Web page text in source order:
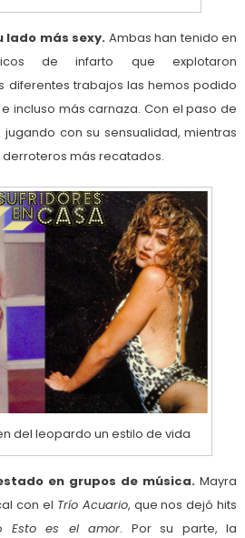
lado más sexy. Ambas han tenido en
de infarto que explotaron
diferentes trabajos las hemos podido
incluso más carnaza. Con el paso de
con su sensualidad, mientras
más recatados.
del leopardo un estilo de vida
en grupos de música.Mayra
con el Trío Acuario, que nos dejó hits
Esto es el amor. Por su parte, la